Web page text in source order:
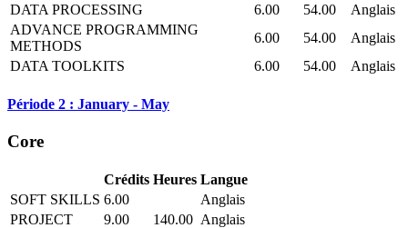
DATA PROCESSING
6.00 54.00
Anglais
ADVANCE PROGRAMMING
METHODS
6.00 54.00
Anglais
DATA TOOLKITS
6.00 54.00 Anglais
Période 2 : January - May
Core
Crédits Heures Langue
SOFT SKILLS 6.00
Anglais
PROJECT
9.00 140.00 Anglais